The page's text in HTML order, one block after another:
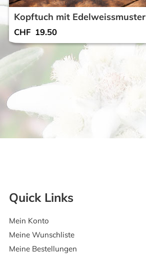
Kopftuch mit Edelweissmuster
CHF 19.50
Quick Links
Mein Konto
Meine Wunschliste
Meine Bestellungen